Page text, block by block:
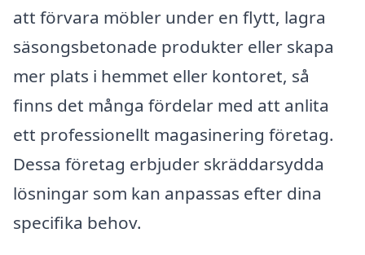
att förvara möbler under en flytt, lagra
säsongsbetonade produkter eller skapa
mer plats i hemmet eller kontoret, så
finns det många fördelar med att anlita
ett professionellt magasinering företag.
Dessa företag erbjuder skräddarsydda
lösningar som kan anpassas efter dina
specifika behov.